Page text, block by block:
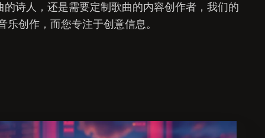
的诗人，还是需要定制歌曲的内容创作者，我们的
乐创作，而您专注于创意信息。